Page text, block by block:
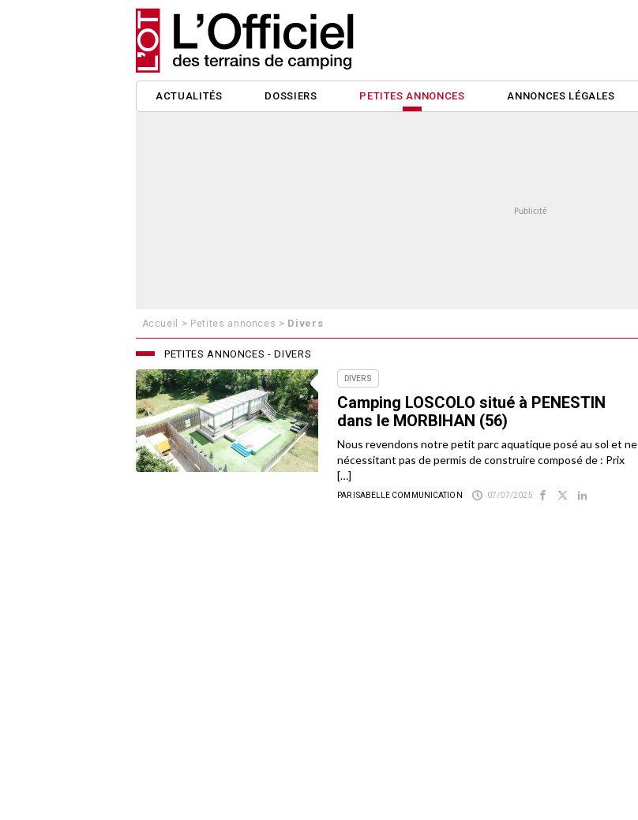
ACTUALITÉS DOSSIERS PETITES ANNONCES ANNONCES LÉGALES
Accueil > Petites annonces > Divers
PETITES ANNONCES - DIVERS
DIVERS
Camping LOSCOLO situé à PENESTIN
dans le MORBIHAN (56)
Nous revendons notre petit parc aquatique posé au sol et ne
nécessitant pas de permis de construire composé de : Prix
[…]
PAR ISABELLE COMMUNICATION 07/07/2025